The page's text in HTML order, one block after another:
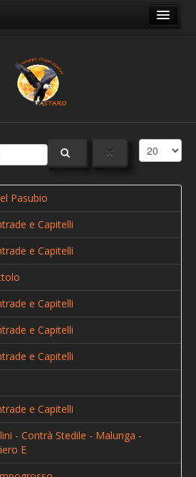
Mille - Campogrosso
Staro - Busellati
del Broca - Sericati -
Jolanda - Contrà Stedile
- Ossario del Pasubio
- Contrà Stedile -
Pasubio
e Capitelli
e Capitelli
e Capitelli
e Capitelli
e Capitelli
e Capitelli
- Contrà Stedile - Malunga -
E